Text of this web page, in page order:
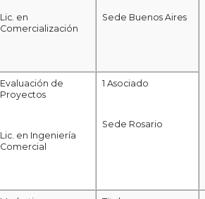
Lic. en
Comercialización
Sede Buenos Aires
Evaluación de
Proyectos
Lic. en Ingeniería
Comercial
1 Asociado
Sede Rosario